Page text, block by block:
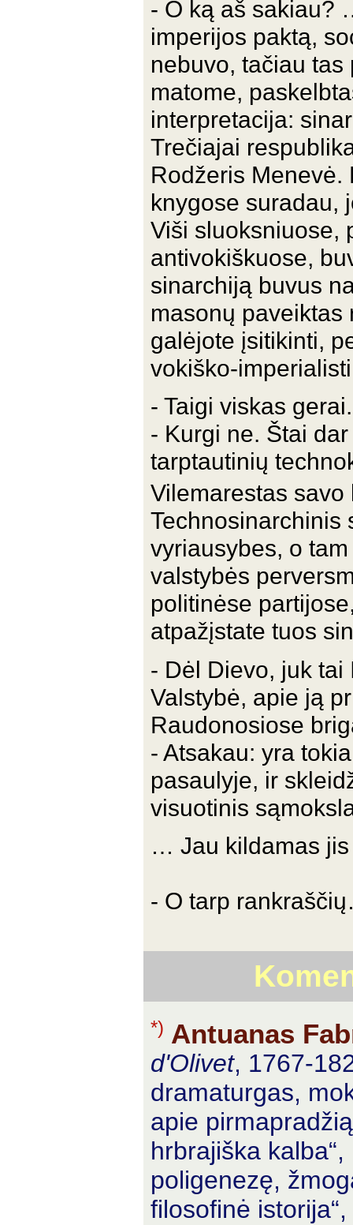
- O ką aš sakiau?
imperijos paktą,
nebuvo, tačiau
matome,
interpretacija:
Trečiajai
Rodžeris Menevė.
knygose suradau,
Viši sluoksniuose,
antivokiškuose,
sinarchiją buvus
masonų paveiktas
galėjote įsitikinti,
vokiško-
- Taigi viskas gerai.
- Kurgi ne. Štai
tarptautinių
Vilemarestas
Technosinarchinis
vyriausybes, o
valstybės
politinėse
atpažįstate tuos
- Dėl Dievo, juk tai
Valstybė, apie ją
Raudonosiose
- Atsakau: yra
pasaulyje, ir
visuotinis
… Jau kildamas
- O tarp
*) Antuanas
d'Olivet, 1767-
dramaturgas,
apie
hrbrajiška
poligenezę,
filosofinė